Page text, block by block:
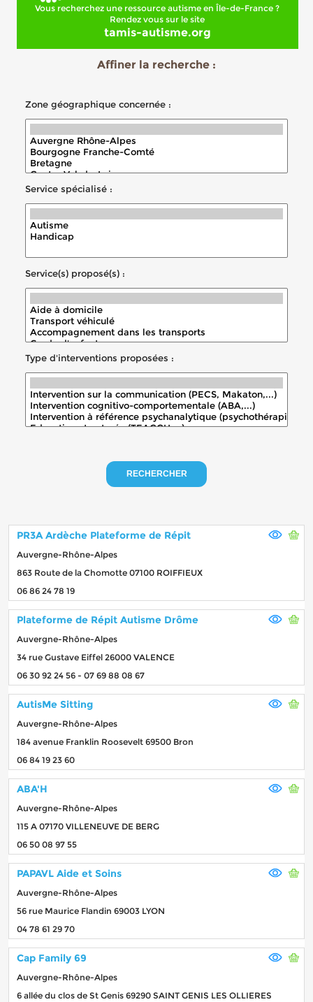
Vous recherchez une ressource autisme en Île-de-France ?
Rendez vous sur le site
tamis-autisme.org
Affiner la recherche :
Zone géographique concernée :
Service spécialisé :
Service(s) proposé(s) :
Type d'interventions proposées :
RECHERCHER
PR3A Ardèche Plateforme de Répit
Auvergne-Rhône-Alpes
863 Route de la Chomotte 07100 ROIFFIEUX
06 86 24 78 19
Plateforme de Répit Autisme Drôme
Auvergne-Rhône-Alpes
34 rue Gustave Eiffel 26000 VALENCE
06 30 92 24 56 - 07 69 88 08 67
AutisMe Sitting
Auvergne-Rhône-Alpes
184 avenue Franklin Roosevelt 69500 Bron
06 84 19 23 60
ABA'H
Auvergne-Rhône-Alpes
115 A 07170 VILLENEUVE DE BERG
06 50 08 97 55
PAPAVL Aide et Soins
Auvergne-Rhône-Alpes
56 rue Maurice Flandin 69003 LYON
04 78 61 29 70
Cap Family 69
Auvergne-Rhône-Alpes
6 allée du clos de St Genis 69290 SAINT GENIS LES OLLIERES